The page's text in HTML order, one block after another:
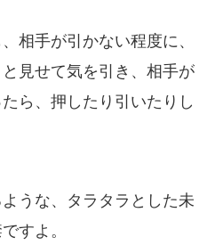
相手が引かない程度に、
と見せて気を引き、相手が
ら、押したり引いたりし
うな、タラタラとした未
すよ。